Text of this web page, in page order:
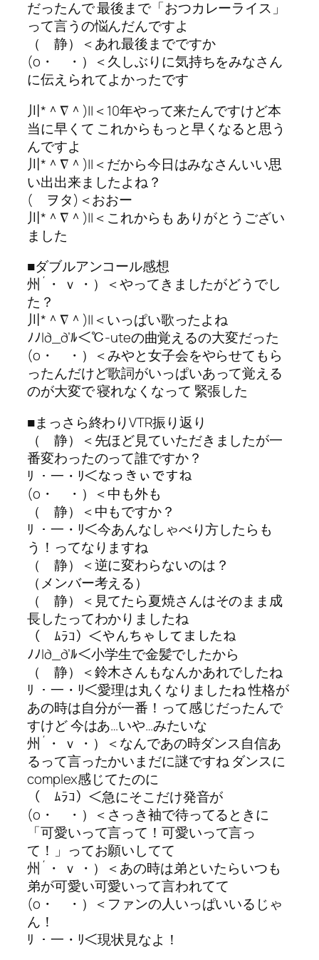
だったんで 最後まで「おつカレーライス」
って言うの悩んだんですよ
（ 静）＜あれ最後までですか
(o・ ・）＜久しぶりに気持ちをみなさん
に伝えられてよかったです
川*＾∇＾)||＜10年やって来たんですけど本
当に早くて これからもっと早くなると思う
んですよ
川*＾∇＾)||＜だから今日はみなさんいい思
い出出来ましたよね？
( ヲタ)＜おおー
川*＾∇＾)||＜これからも ありがとうござい
ました
■ダブルアンコール感想
州´・ ｖ ・）＜やってきましたがどうでし
た？
川*＾∇＾)||＜いっぱい歌ったよね
ﾉﾉl∂_∂’ﾙ＜℃-uteの曲覚えるの大変だった
(o・ ・）＜みやと女子会をやらせてもら
ったんだけど歌詞がいっぱいあって覚える
のが大変で 寝れなくなって 緊張した
■まっさら終わりVTR振り返り
（ 静）＜先ほど見ていただきましたが一
番変わったのって誰ですか？
ﾘ ・一・ﾘ＜なっきぃですね
(o・ ・）＜中も外も
（ 静）＜中もですか？
ﾘ ・一・ﾘ＜今あんなしゃべり方したらも
う！ってなりますね
（ 静）＜逆に変わらないのは？
（メンバー考える）
（ 静）＜見てたら夏焼さんはそのまま成
長したってわかりましたね
（ ﾑﾗｺ）＜やんちゃしてましたね
ﾉﾉl∂_∂’ﾙ＜小学生で金髪でしたから
（ 静）＜鈴木さんもなんかあれでしたね
ﾘ ・一・ﾘ＜愛理は丸くなりましたね 性格が
あの時は自分が一番！って感じだったんで
すけど 今はあ…いや…みたいな
州´・ ｖ ・）＜なんであの時ダンス自信あ
るって言ったかいまだに謎ですね ダンスに
complex感じてたのに
（ ﾑﾗｺ）＜急にそこだけ発音が
(o・ ・）＜さっき袖で待ってるときに
「可愛いって言って！可愛いって言っ
て！」ってお願いしてて
州´・ ｖ ・）＜あの時は弟といたらいつも
弟が可愛い可愛いって言われてて
(o・ ・）＜ファンの人いっぱいいるじゃ
ん！
ﾘ ・一・ﾘ＜現状見なよ！